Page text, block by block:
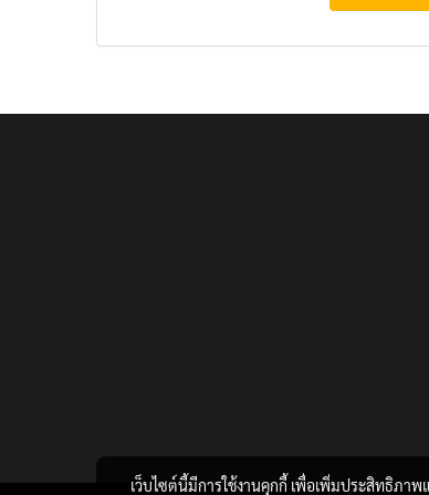
เว็บไซต์นี้มีการใช้งานคุกกี้ เพื่อเพิ่มประสิทธิภา